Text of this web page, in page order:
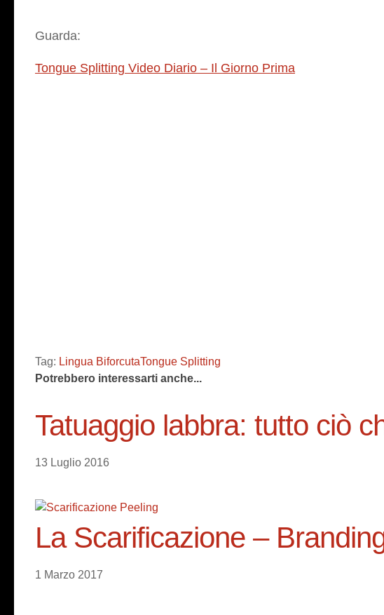
Guarda:
Tongue Splitting Video Diario – Il Giorno Prima
Tag: Lingua BiforcutaTongue Splitting
Potrebbero interessarti anche...
Tatuaggio labbra: tutto ciò
13 Luglio 2016
La Scarificazione –
1 Marzo 2017